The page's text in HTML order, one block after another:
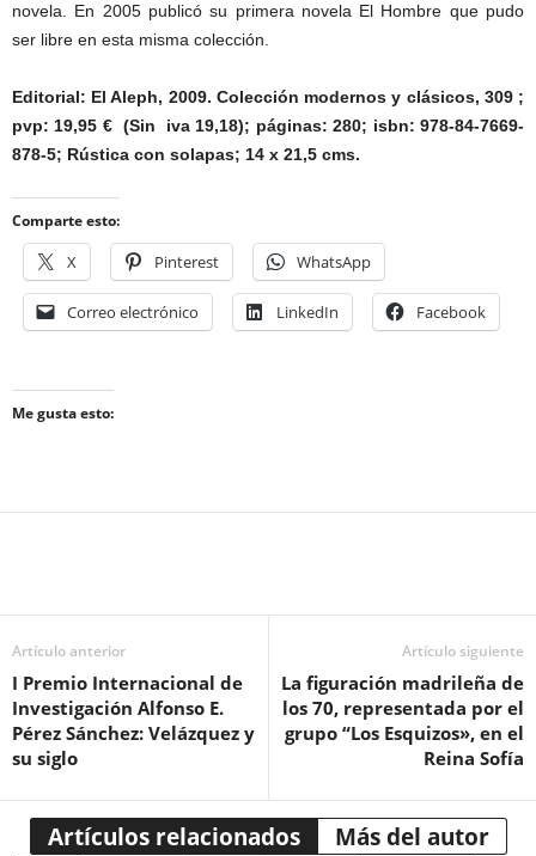
novela. En 2005 publicó su primera novela El Hombre que pudo
ser libre en esta misma colección.
Editorial: El Aleph, 2009. Colección modernos y clásicos, 309 ;
pvp: 19,95 € (Sin iva 19,18); páginas: 280; isbn: 978-84-7669-
878-5; Rústica con solapas; 14 x 21,5 cms.
Comparte esto:
X Pinterest WhatsApp
Correo electrónico LinkedIn Facebook
Me gusta esto:
Artículo anterior
I Premio Internacional de
Investigación Alfonso E.
Pérez Sánchez: Velázquez y
su siglo
Artículo siguiente
La figuración madrileña de
los 70, representada por el
grupo “Los Esquizos», en el
Reina Sofía
Artículos relacionados Más del autor